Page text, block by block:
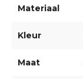
Materiaal
Kleur
Maat